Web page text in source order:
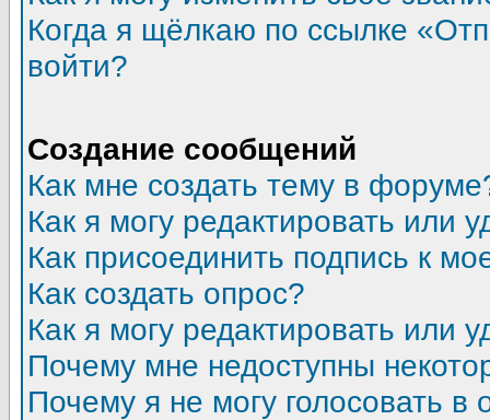
Когда я щёлкаю по ссылке
войти?
Создание сообщений
Как мне создать тему в
Как я могу редактировать или
Как присоединить подпись к
Как создать опрос?
Как я могу редактировать или
Почему мне недоступны
Почему я не могу голосовать в